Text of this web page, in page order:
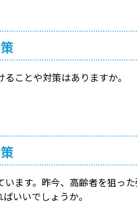
ことや対策はありますか。
ます。昨今、高齢者を狙っ
いいでしょうか。